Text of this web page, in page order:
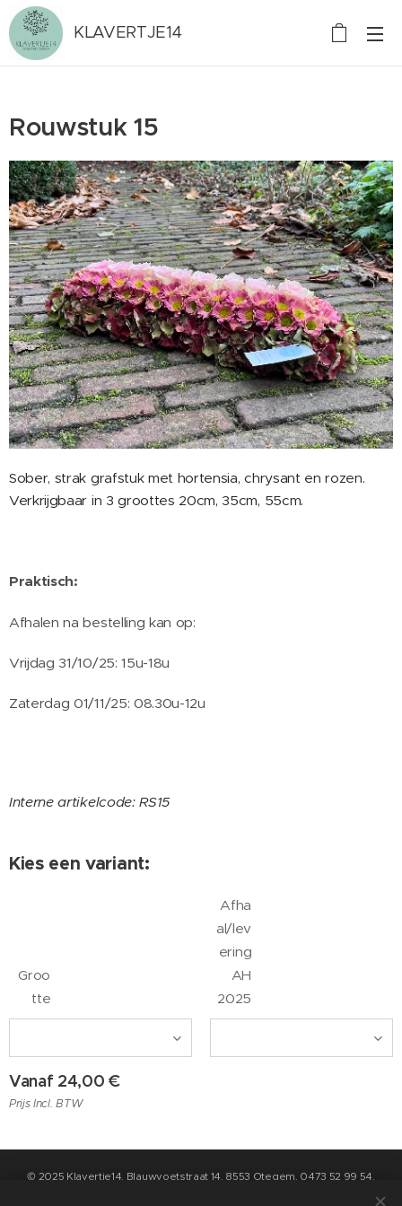
KLAVERTJE14
Rouwstuk 15
Sober, strak grafstuk met hortensia, chrysant en rozen.
Verkrijgbaar in 3 groottes 20cm, 35cm, 55cm.
Praktisch:
Afhalen na bestelling kan op:
Vrijdag 31/10/25: 15u-18u
Zaterdag 01/11/25: 08.30u-12u
Interne artikelcode: RS15
Kies een variant:
Groo
tte
Afha
al/lev
ering
AH
2025
Vanaf 24,00 €
Prijs Incl. BTW
© 2025 Klavertje14, Blauwvoetstraat 14, 8553 Otegem, 0473 52 99 54,